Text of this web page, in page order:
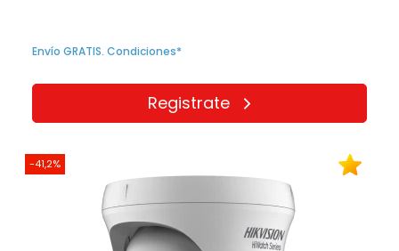
Envío GRATIS. Condiciones*
Registrate
-41,2%